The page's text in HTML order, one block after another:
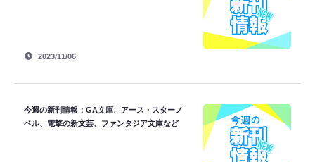
2023/11/06
今週の新刊情報：GA文庫、アース・スターノ
ベル、電撃の新文芸、ファンタジア文庫など